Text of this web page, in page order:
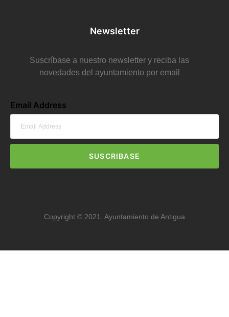
Newsletter
Suscríbase a nuestro newsletter y reciba las
novedades del ayuntamiento por email
Email Address
SUSCRIBASE
Copyright © 2021. Ayuntamiento de Antigua